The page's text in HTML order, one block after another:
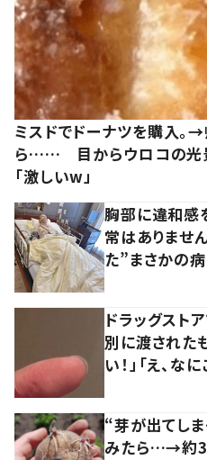
ミスドでドーナツを購入。
ら…… 目からウロコの光景
「激しいw」
胸部に違和感
常はありませ
た”まさかの
ドラッグスト
別に渡された
い！」「え、なに
“芽が出てし
みたら…→約3